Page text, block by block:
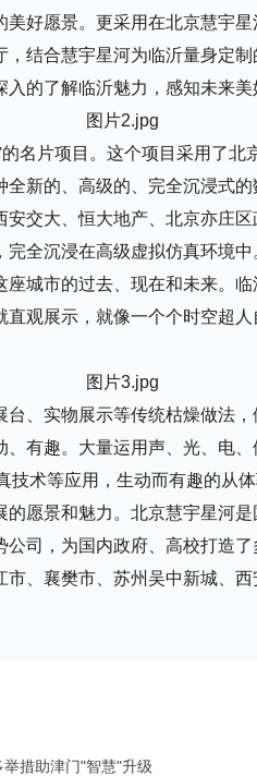
好愿景。更采用在北京慧宇
结合慧宇星河为临沂量身定制
的了解临沂魅力，感知未来美
名片项目。这个项目采用了
新的、高级的、完全沉浸式
交大、恒大地产、北京亦庄
全沉浸在高级虚拟仿真环境
城市的过去、现在和未来。
观展示，就像一个个时空超
、实物展示等传统枯燥做法
有趣。大量运用声、光、电
术等应用，生动而有趣的从
愿景和魅力。北京慧宇星河是
司，为国内政府、高校打造了
、襄樊市、苏州吴中新城、
措助津门"智慧"升级